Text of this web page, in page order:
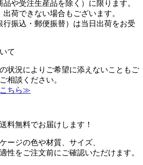
品や受注生産品を除く）に限ります。
荷できない場合もございます。
行振込・郵便振替）は当日出荷をお受
て
状況によりご希望に添えないこともご
相談ください。
ちら≫
料無料でお届けします！
ージの色や材質、サイズ、
性をご注文前にご確認いただけます。